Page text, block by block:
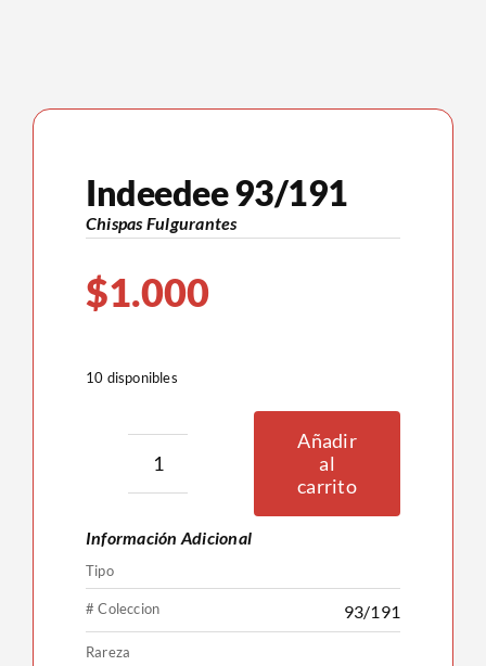
Indeedee 93/191
Chispas Fulgurantes
$1.000
10 disponibles
Indeedee
cantidad
Añadir
al
carrito
Información Adicional
Tipo
# Coleccion 93/191
Rareza